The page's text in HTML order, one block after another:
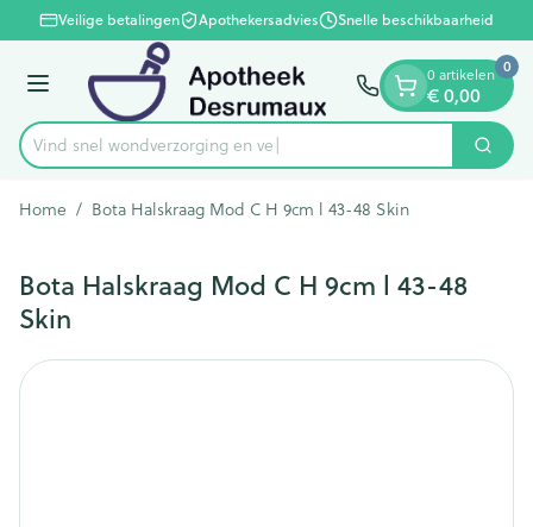
Ga naar de inhoud
1 van 1Veilige betalingen Apothekersadvies Snelle beschikbaarheid
Menu
Product, merk, categorie...
Vind snel wondverzorgi Zoek
0 artikelen
€ 0,00
0
Home / Bota Halskraag Mod C H 9cm l 43-48 Skin
Bota Halskraag Mod C H 9cm l 43-48
Skin